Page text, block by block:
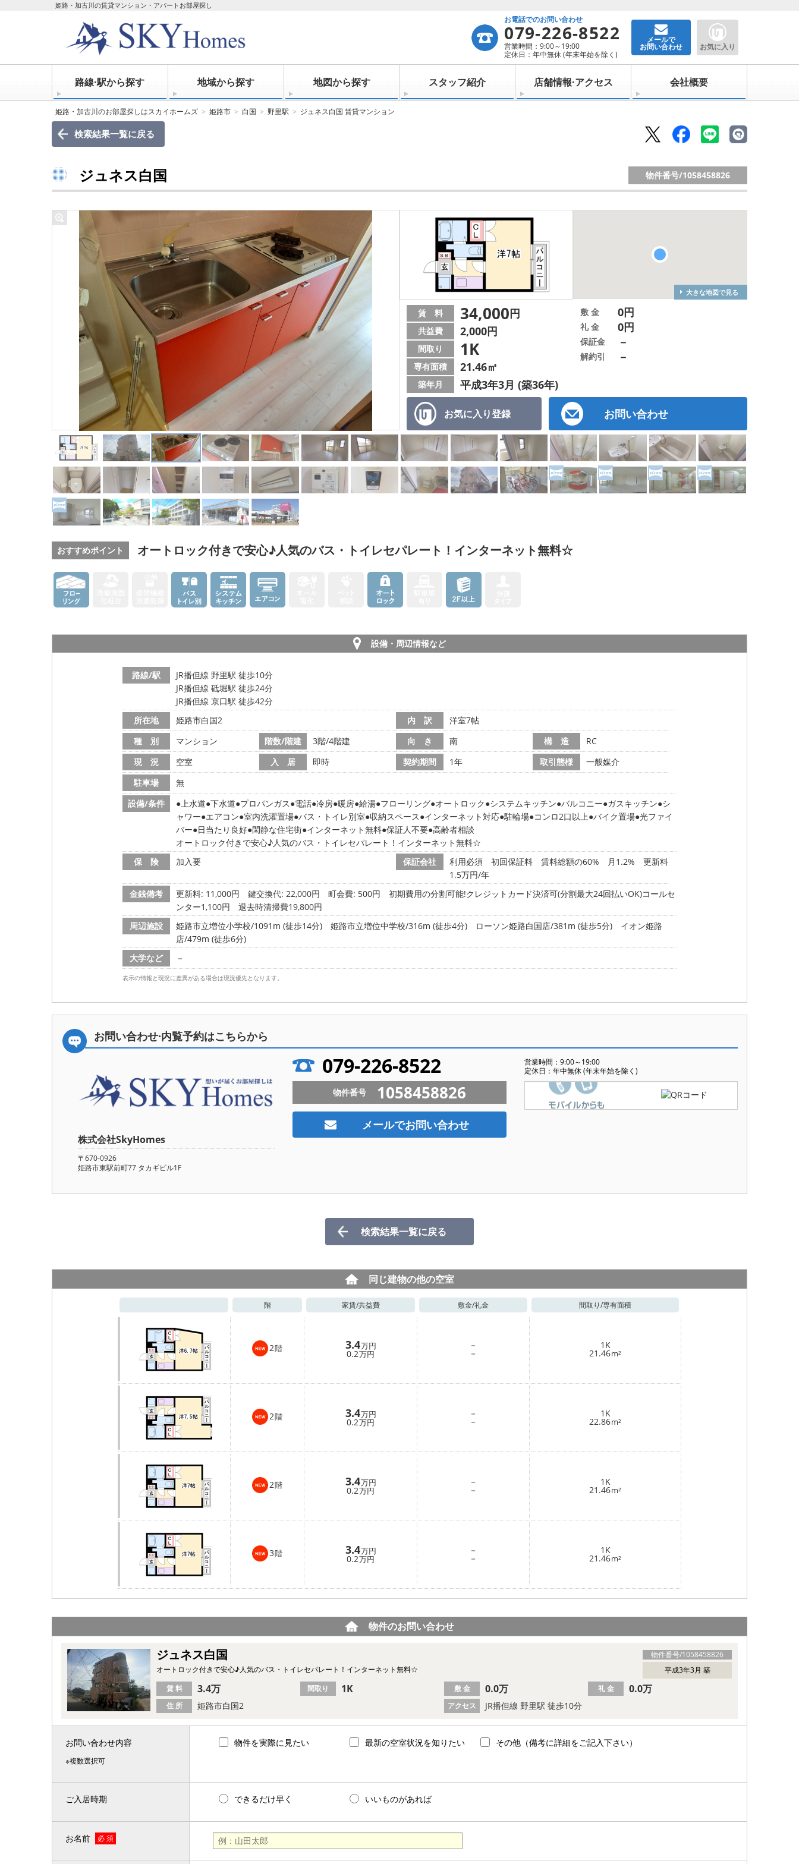
姫路・加古川の賃貸マンション・アパートお部屋探し
お電話でのお問い合わせ
079-226-8522
営業時間：9:00～19:00
定休日：年中無休 (年末年始を除く)
メールで
お問い合わせ お気に入り
路線·駅から探す 地域から探す 地図から探す スタッフ紹介 店舗情報·アクセス 会社概要
姫路・加古川のお部屋探しはスカイホームズ 姫路市 白国 野里駅 ジュネス白国 賃貸マンション
検索結果一覧に戻る
ジュネス白国 物件番号/1058458826
大きな地図で見る
お気に入り登録 お問い合わせ
賃 料 34,000円
共益費 2,000円
間取り 1K
専有面積 21.46㎡
築年月 平成3年3月 (築36年)
敷 金 0円
礼 金 0円
保証金 －
解約引 －
おすすめポイント オートロック付きで安心♪人気のバス・トイレセパレート！インターネット無料☆
設備・周辺情報など
路線/駅
JR播但線 野里駅 徒歩10分
JR播但線 砥堀駅 徒歩24分
JR播但線 京口駅 徒歩42分
所在地
姫路市白国2 内 訳
洋室7帖
種 別
マンション 階数/階建 3階/4階建 向 き 南 構 造
RC
現 況
空室 入 居 即時 契約期間 1年 取引態様
一般媒介
駐車場
無
設備/条件
上水道 下水道 プロパンガス 電話 冷房 暖房 給湯 フローリング オートロック システムキッチン バルコニー ガスキッチン シ
ャワー エアコン 室内洗濯置場 バス・トイレ別室 収納スペース インターネット対応 駐輪場 コンロ2口以上 バイク置場 光ファイ
バー 日当たり良好 閑静な住宅街 インターネット無料 保証人不要 高齢者相談
オートロック付きで安心♪人気のバス・トイレセパレート！インターネット無料☆
保 険
加入要 保証会社
利用必須 初回保証料 賃料総額の60% 月1.2% 更新料
1.5万円/年
金銭備考
更新料: 11,000円 鍵交換代: 22,000円 町会費: 500円
初期費用の分割可能!クレジットカード決済可(分割最大24回払いOK)コールセ
ンター1,100円 退去時清掃費19,800円
周辺施設
姫路市立増位小学校/1091m (徒歩14分) 姫路市立増位中学校/316m (徒歩4分) ローソン姫路白国店/381m (徒歩5分)
イオン姫路
店/479m (徒歩6分)
大学など
－
表示の情報と現況に差異がある場合は現況優先となります。
お問い合わせ·内覧予約はこちらから
株式会社SkyHomes
〒670-0926
姫路市東駅前町77 タカギビル1F
079-226-8522
営業時間：9:00～19:00
定休日：年中無休 (年末年始を除く)
物件番号 1058458826
メールでお問い合わせ
検索結果一覧に戻る
同じ建物の他の空室
階 家賃/共益費 敷金/礼金 間取り/専有面積
2階 3.4万円
0.2万円
－
－
1K
21.46m²
2階 3.4万円
0.2万円
－
－
1K
22.86m²
2階 3.4万円
0.2万円
－
－
1K
21.46m²
3階 3.4万円
0.2万円
－
－
1K
21.46m²
物件のお問い合わせ
物件番号/1058458826
ジュネス白国
平成3年3月 築
オートロック付きで安心♪人気のバス・トイレセパレート！インターネット無料☆
住 所 姫路市白国2 アクセス JR播但線 野里駅 徒歩10分
賃 料 3.4万 間取り 1K 敷 金 0.0万 礼 金 0.0万
お問い合わせ内容
※複数選択可
物件を実際に見たい 最新の空室状況を知りたい その他（備考に詳細をご記入下さい）
ご入居時期 できるだけ早く いいものがあれば
お名前 必 須